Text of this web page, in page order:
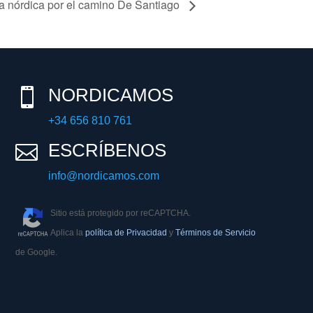
nórdica por el camino De Santiago
 NORDICAMOS
+34 656 810 761
 ESCRÍBENOS
info@nordicamos.com
Sitio está protegido por reCAPTCHA.
Aplica la política de Privacidad y Términos de Servicio
de Google.